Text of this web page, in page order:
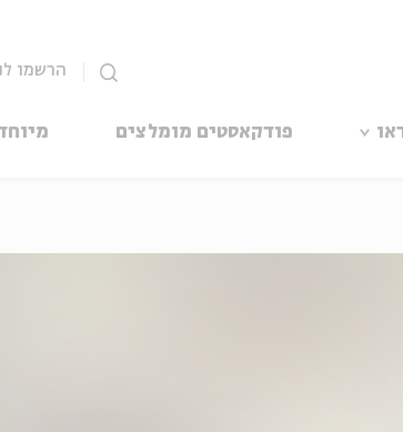
הרשמו
פודקאסטים מומלצים